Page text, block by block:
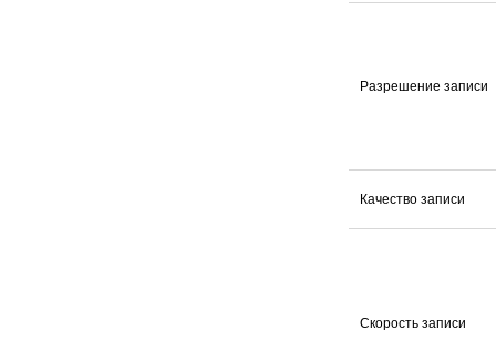
Разрешение записи
Качество записи
Скорость записи